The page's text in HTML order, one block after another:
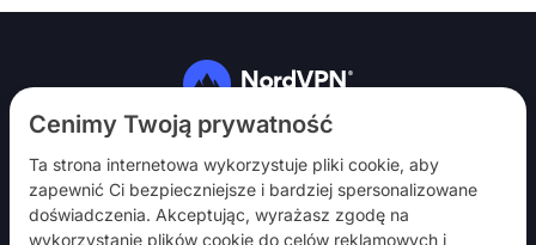
Cenimy Twoją prywatność
Ta strona internetowa wykorzystuje pliki cookie, aby
zapewnić Ci bezpieczniejsze i bardziej spersonalizowane
doświadczenia. Akceptując, wyrażasz zgodę na
wykorzystanie plików cookie do celów reklamowych i
Obserwuj nas